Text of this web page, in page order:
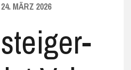
24. MÄRZ 2026